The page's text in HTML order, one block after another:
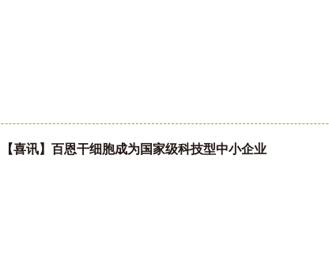
【喜讯】百恩干细胞成为国家级科技型中小企业